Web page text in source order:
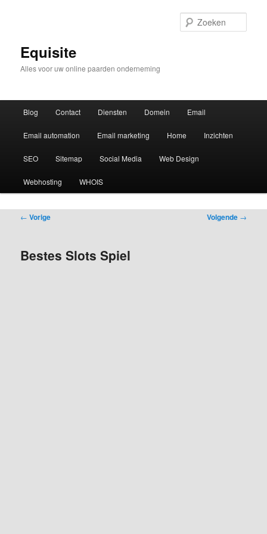
Equisite
Alles voor uw online paarden onderneming
Blog Contact Diensten Domein Email
Email automation Email marketing Home Inzichten
SEO Sitemap Social Media Web Design
Webhosting WHOIS
Bericht
← Vorige Volgende →
Bestes Slots Spiel